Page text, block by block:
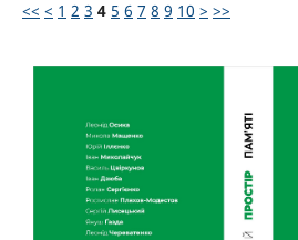
<< < 1 2 3 4 5 6 7 8 9 10 > >>